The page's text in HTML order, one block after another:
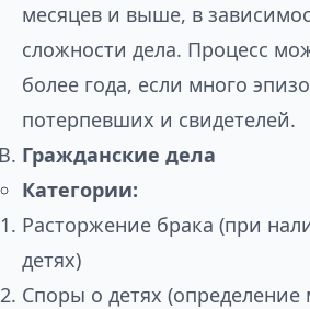
месяцев и выше, в
сложности дела. Процесс
более года, если много
потерпевших и свидетелей.
Гражданские дела
Категории:
Расторжение брака (при
детях)
Споры о детях (определение